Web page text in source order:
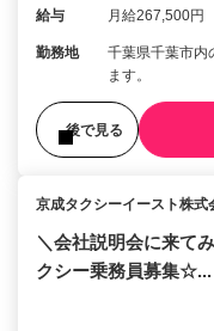
給与 月給267,500円
勤務地
千葉県千葉市
ます。
後で見る
京成タクシーイースト株
＼会社説明会に来て
クシー乗務員募集☆...